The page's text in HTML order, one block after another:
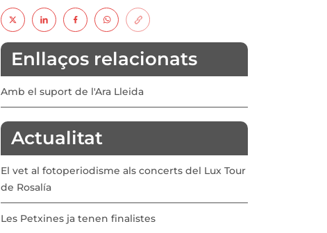
Enllaços relacionats
Amb el suport de l'Ara Lleida
Actualitat
El vet al fotoperiodisme als concerts del Lux Tour
de Rosalía
Les Petxines ja tenen finalistes